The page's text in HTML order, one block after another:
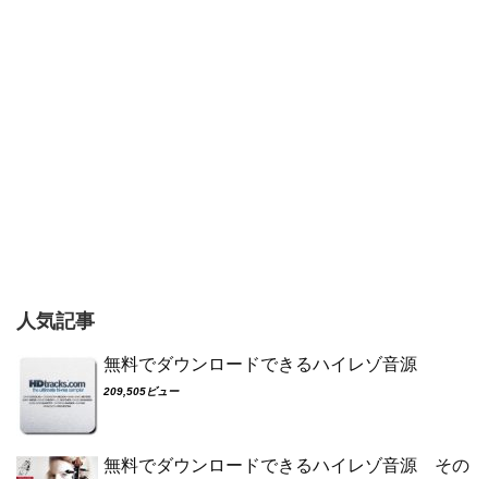
人気記事
無料でダウンロードできるハイレゾ音源
209,505ビュー
無料でダウンロードできるハイレゾ音源 その